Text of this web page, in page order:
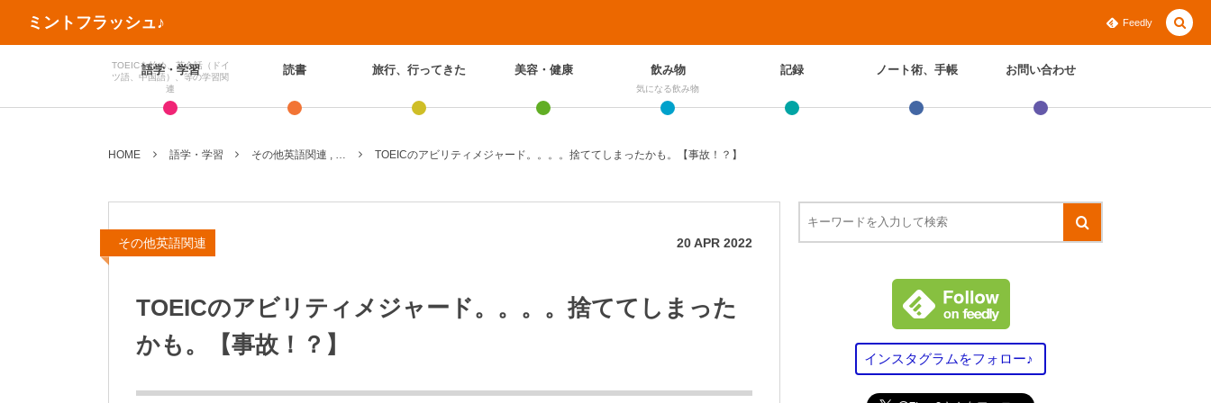
ミントフラッシュ♪ Feedly
語学・学習
TOEICを始め、英会話（ドイ
ツ語、中国語）、等の学習関
連
読書 旅行、行ってきた 美容・健康 飲み物
気になる飲み物
記録 ノート術、手帳 お問い合わせ
HOME 語学・学習 その他英語関連 , … TOEICのアビリティメジャード。。。。捨ててしまったかも。【事故！？】
その他英語関連 20APR 2022
TOEICのアビリティメジャード。。。。捨ててしまった
かも。【事故！？】
インスタグラムをフォロー♪